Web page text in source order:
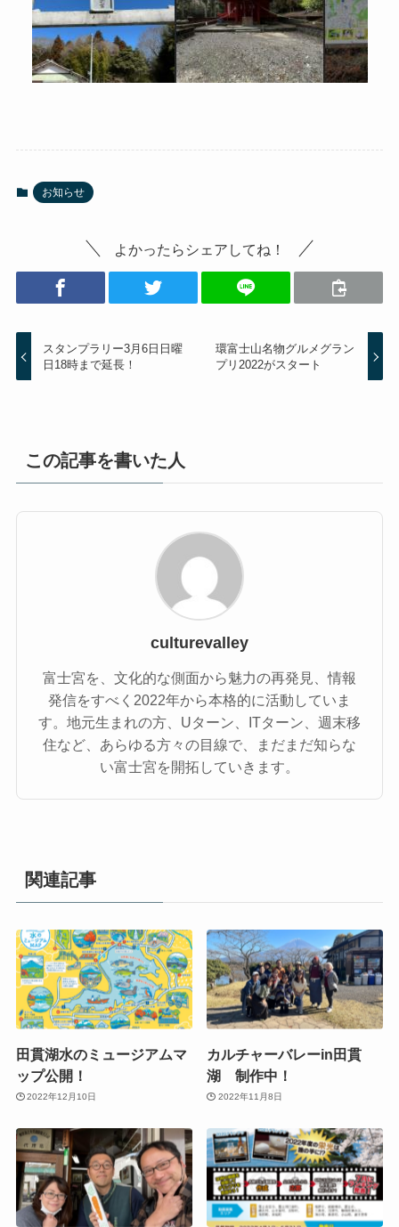
お知らせ
よかったらシェアしてね！
スタンプラリー3月6日日曜
日18時まで延長！
環富士山名物グルメグラン
プリ2022がスタート
この記事を書いた人
culturevalley
富士宮を、文化的な側面から魅力の再発見、情報
発信をすべく2022年から本格的に活動していま
す。地元生まれの方、Uターン、ITターン、週末移
住など、あらゆる方々の目線で、まだまだ知らな
い富士宮を開拓していきます。
関連記事
田貫湖水のミュージアムマ
ップ公開！
2022年12月10日
カルチャーバレーin田貫
湖 制作中！
2022年11月8日